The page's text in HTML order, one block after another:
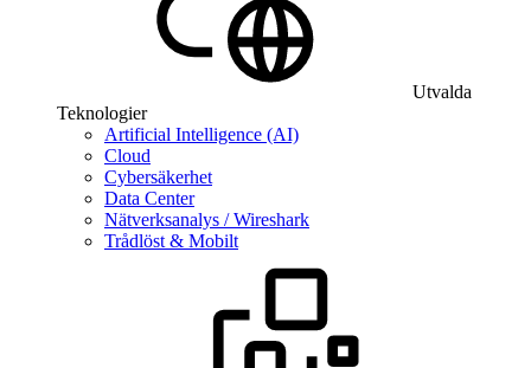
Utvalda
Teknologier
Artificial Intelligence (AI)
Cloud
Cybersäkerhet
Data Center
Nätverksanalys / Wireshark
Trådlöst & Mobilt